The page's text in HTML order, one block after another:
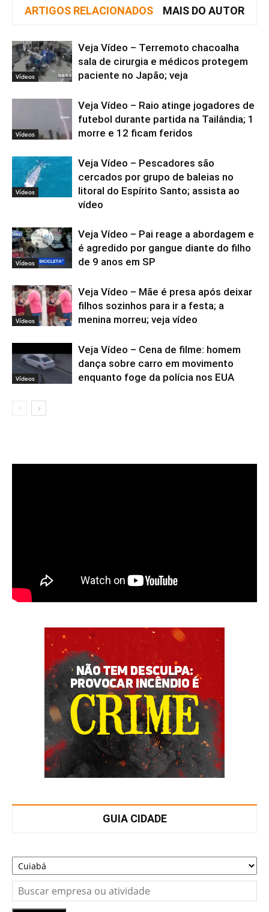
ARTIGOS RELACIONADOS MAIS DO AUTOR
Vídeos
Veja Vídeo – Terremoto chacoalha
sala de cirurgia e médicos protegem
paciente no Japão; veja
Vídeos
Veja Vídeo – Raio atinge jogadores de
futebol durante partida na Tailândia; 1
morre e 12 ficam feridos
Vídeos
Veja Vídeo – Pescadores são
cercados por grupo de baleias no
litoral do Espírito Santo; assista ao
vídeo
Vídeos
Veja Vídeo – Pai reage a abordagem e
é agredido por gangue diante do filho
de 9 anos em SP
Vídeos
Veja Vídeo – Mãe é presa após deixar
filhos sozinhos para ir a festa; a
menina morreu; veja vídeo
Vídeos
Veja Vídeo – Cena de filme: homem
dança sobre carro em movimento
enquanto foge da polícia nos EUA
GUIA CIDADE